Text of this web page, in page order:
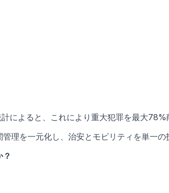
よると、これにより重大犯罪を最大78%
理を一元化し、治安とモビリティを単一の